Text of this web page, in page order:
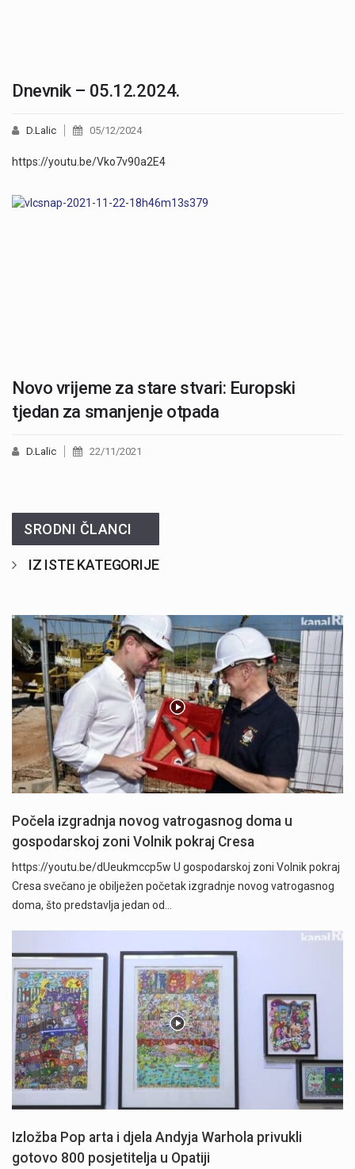
Dnevnik – 05.12.2024.
D.Lalic 05/12/2024
https://youtu.be/Vko7v90a2E4
Novo vrijeme za stare stvari: Europski
tjedan za smanjenje otpada
D.Lalic 22/11/2021
SRODNI ČLANCI
IZ ISTE KATEGORIJE
Počela izgradnja novog vatrogasnog doma u
gospodarskoj zoni Volnik pokraj Cresa
https://youtu.be/dUeukmccp5w U gospodarskoj zoni Volnik pokraj
Cresa svečano je obilježen početak izgradnje novog vatrogasnog
doma, što predstavlja jedan od…
Izložba Pop arta i djela Andyja Warhola privukli
gotovo 800 posjetitelja u Opatiji